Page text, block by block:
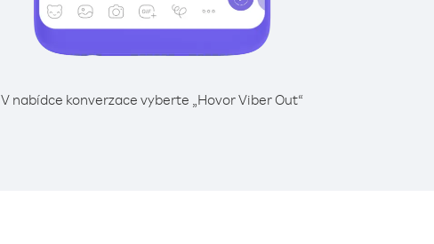
V nabídce konverzace vyberte „Hovor Viber Out“